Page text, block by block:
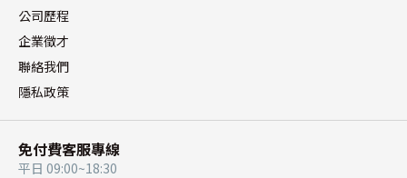
公司歷程
企業徵才
聯絡我們
隱私政策
免付費客服專線
平日 09:00~18:30